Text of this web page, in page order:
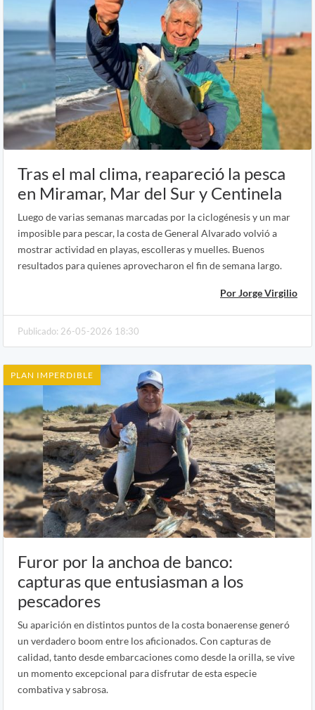
Tras el mal clima, reapareció la pesca
en Miramar, Mar del Sur y Centinela
Luego de varias semanas marcadas por la ciclogénesis y un mar
imposible para pescar, la costa de General Alvarado volvió a
mostrar actividad en playas, escolleras y muelles. Buenos
resultados para quienes aprovecharon el fin de semana largo.
Por Jorge Virgilio
Publicado: 26-05-2026 18:30
PLAN IMPERDIBLE
Furor por la anchoa de banco:
capturas que entusiasman a los
pescadores
Su aparición en distintos puntos de la costa bonaerense generó
un verdadero boom entre los aficionados. Con capturas de
calidad, tanto desde embarcaciones como desde la orilla, se vive
un momento excepcional para disfrutar de esta especie
combativa y sabrosa.